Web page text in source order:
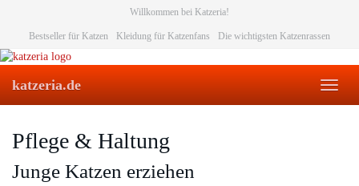
content
Willkommen bei Katzeria!
Bestseller für Katzen Kleidung für Katzenfans Die wichtigsten Katzenrassen
Toggle
katzeria.de
Pflege & Haltung
Junge Katzen erziehen